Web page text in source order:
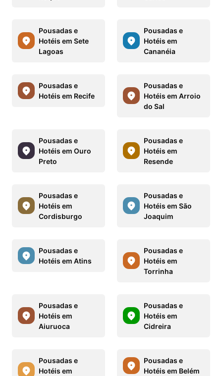
Pousadas e
Hotéis em Sete
Lagoas
Pousadas e
Hotéis em
Cananéia
Pousadas e
Hotéis em Recife
Pousadas e
Hotéis em Arroio
do Sal
Pousadas e
Hotéis em Ouro
Preto
Pousadas e
Hotéis em
Resende
Pousadas e
Hotéis em
Cordisburgo
Pousadas e
Hotéis em São
Joaquim
Pousadas e
Hotéis em Atins
Pousadas e
Hotéis em
Torrinha
Pousadas e
Hotéis em
Aiuruoca
Pousadas e
Hotéis em
Cidreira
Pousadas e
Hotéis em
Pousadas e
Hotéis em Belém